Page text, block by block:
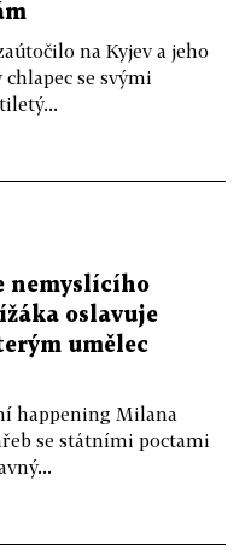
na Kyjev a jeho
se svými
nemyslícího
oslavuje
umělec
happening Milana
se státními poctami